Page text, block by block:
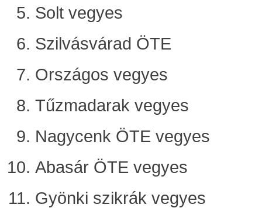
Solt vegyes
Szilvásvárad ÖTE
Országos vegyes
Tűzmadarak vegyes
Nagycenk ÖTE vegyes
Abasár ÖTE vegyes
Gyönki szikrák vegyes